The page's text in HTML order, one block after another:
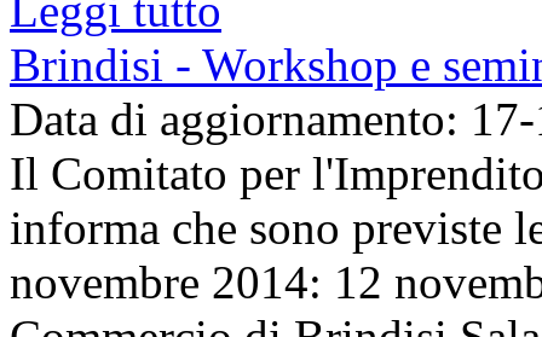
Brindisi - Workshop e
Data di aggiornamento:
Il Comitato per
informa che sono previste
novembre 2014: 12